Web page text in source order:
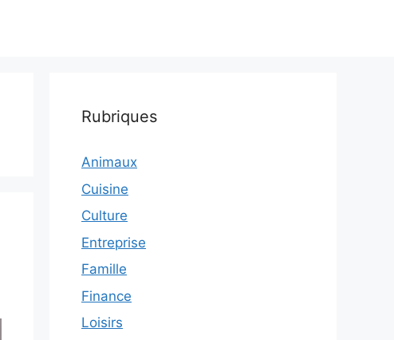
Rubriques
Animaux
Cuisine
Culture
Entreprise
Famille
Finance
Loisirs